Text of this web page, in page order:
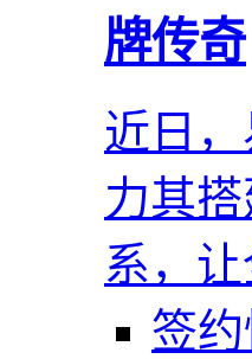
牌传奇
近日
力其
系，
签